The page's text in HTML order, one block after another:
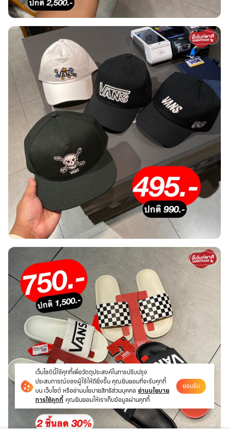
เว็บไซต์นี้ใช้คุกกี้เพื่อวัตถุประสงค์ในการปรับปรุง
ประสบการณ์ของผู้ใช้ให้ดียิ่งขึ้น คุณยินยอมที่จะรับคุกกี้
บน เว็บไซต์ หรืออ่านนโยบายสิทธิส่วนบุคคล อ่านนโยบาย
การใช้คุกกี้ คุณยินยอมให้เราเก็บข้อมูลผ่านคุกกี้
ยอมรับ